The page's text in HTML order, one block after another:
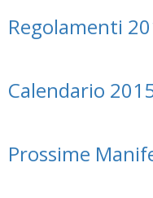
Regolamenti
Calendario
Prossime